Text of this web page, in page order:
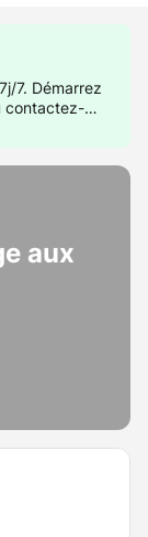
7. Démarrez
contactez-
aux